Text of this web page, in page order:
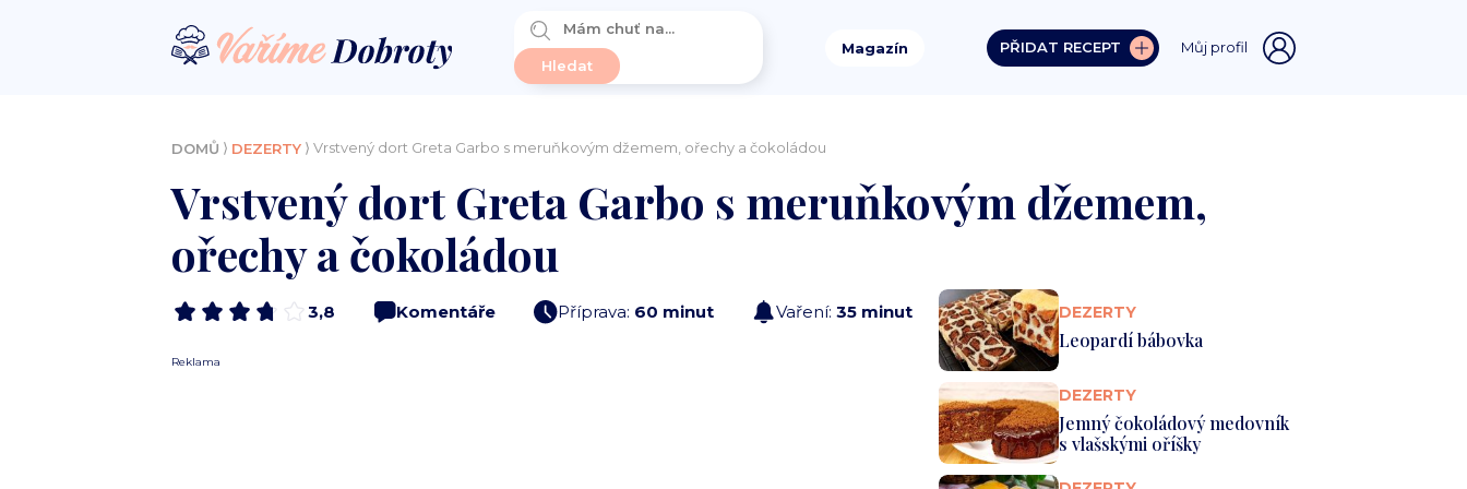
Magazín PŘIDAT RECEPT Můj profil
DOMŮ ⟩ DEZERTY⟩ Vrstvený dort Greta Garbo s meruňkovým džemem, ořechy a čokoládou
Vrstvený dort Greta Garbo s meruňkovým džemem,
ořechy a čokoládou
3,8 Komentáře Příprava: 60 minut Vaření: 35 minut
Reklama
DEZERTY
Leopardí bábovka
DEZERTY
Jemný čokoládový medovník
s vlašskými oříšky